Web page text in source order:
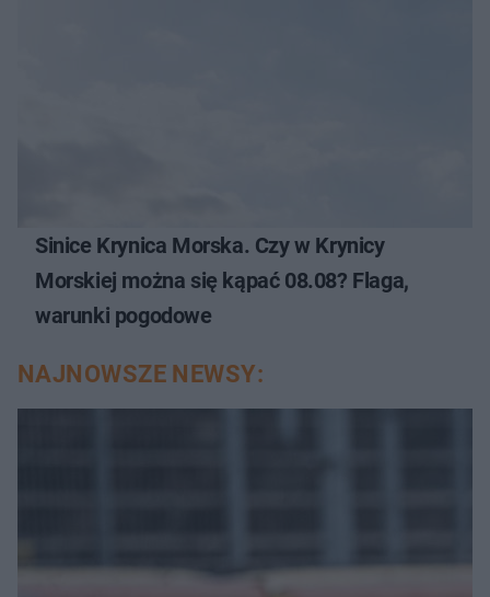
Sinice Krynica Morska. Czy w Krynicy
Morskiej można się kąpać 08.08? Flaga,
warunki pogodowe
NAJNOWSZE NEWSY: